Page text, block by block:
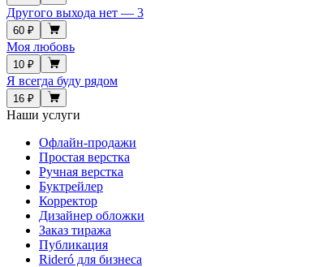
Другого выхода нет — 3
60 ₽
Моя любовь
10 ₽
Я всегда буду рядом
16 ₽
Наши услуги
Офлайн-продажи
Простая верстка
Ручная верстка
Буктрейлер
Корректор
Дизайнер обложки
Заказ тиража
Публикация
Rideró для бизнеса